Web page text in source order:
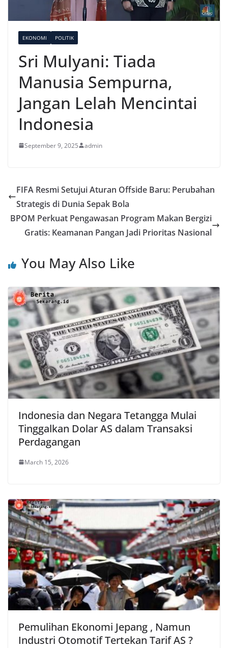
EKONOMI POLITIK
Sri Mulyani: Tiada
Manusia Sempurna,
Jangan Lelah Mencintai
Indonesia
September 9, 2025 admin
FIFA Resmi Setujui Aturan Offside Baru: Perubahan
Strategis di Dunia Sepak Bola
BPOM Perkuat Pengawasan Program Makan Bergizi
Gratis: Keamanan Pangan Jadi Prioritas Nasional
You May Also Like
Indonesia dan Negara Tetangga Mulai
Tinggalkan Dolar AS dalam Transaksi
Perdagangan
March 15, 2026
Pemulihan Ekonomi Jepang , Namun
Industri Otomotif Tertekan Tarif AS ?